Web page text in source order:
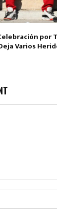
por
Varios